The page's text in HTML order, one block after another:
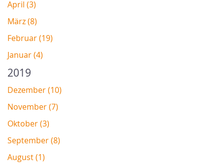
April (3)
März (8)
Februar (19)
Januar (4)
2019
Dezember (10)
November (7)
Oktober (3)
September (8)
August (1)